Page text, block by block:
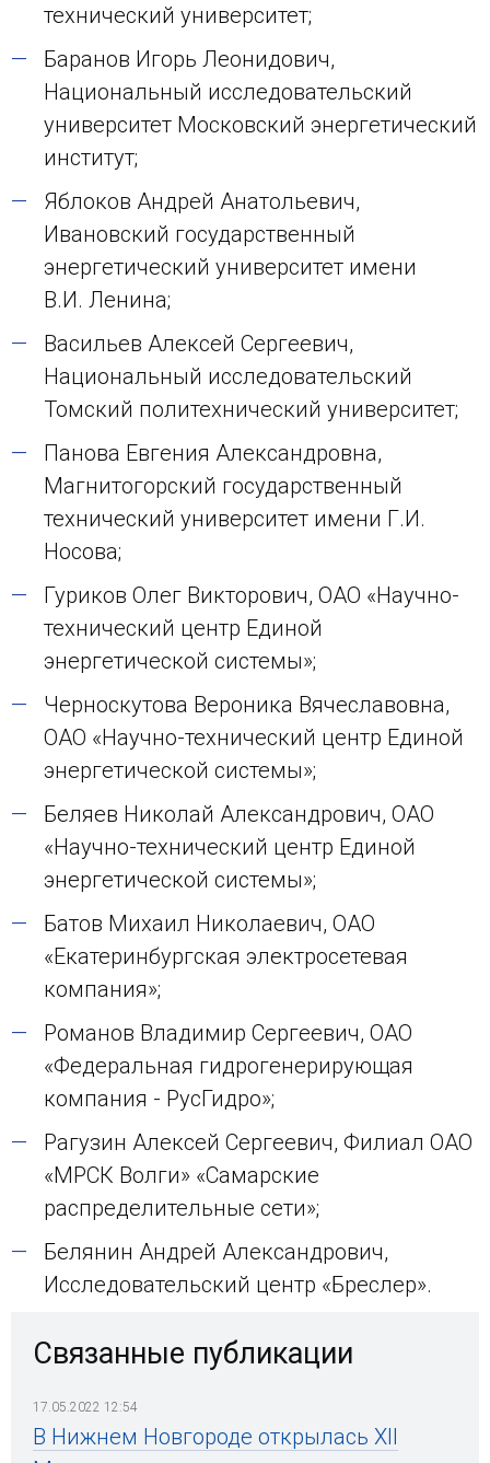
технический университет;
Баранов Игорь Леонидович,
Национальный исследовательский
университет Московский энергетический
институт;
Яблоков Андрей Анатольевич,
Ивановский государственный
энергетический университет имени
В.И. Ленина;
Васильев Алексей Сергеевич,
Национальный исследовательский
Томский политехнический университет;
Панова Евгения Александровна,
Магнитогорский государственный
технический университет имени Г.И.
Носова;
Гуриков Олег Викторович, ОАО «Научно-
технический центр Единой
энергетической системы»;
Черноскутова Вероника Вячеславовна,
ОАО «Научно-технический центр Единой
энергетической системы»;
Беляев Николай Александрович, ОАО
«Научно-технический центр Единой
энергетической системы»;
Батов Михаил Николаевич, ОАО
«Екатеринбургская электросетевая
компания»;
Романов Владимир Сергеевич, ОАО
«Федеральная гидрогенерирующая
компания - РусГидро»;
Рагузин Алексей Сергеевич, Филиал ОАО
«МРСК Волги» «Самарские
распределительные сети»;
Белянин Андрей Александрович,
Исследовательский центр «Бреслер».
Связанные публикации
17.05.2022 12:54
В Нижнем Новгороде открылась XII